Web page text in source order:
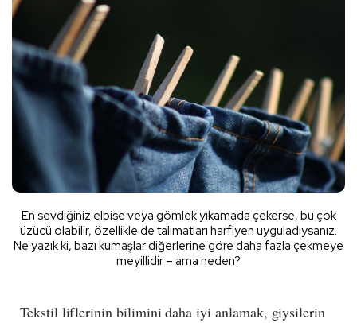
En sevdiğiniz elbise veya gömlek yıkamada çekerse, bu çok
üzücü olabilir, özellikle de talimatları harfiyen uyguladıysanız.
Ne yazık ki, bazı kumaşlar diğerlerine göre daha fazla çekmeye
meyillidir – ama neden?
Tekstil liflerinin bilimini daha iyi anlamak, giysilerin